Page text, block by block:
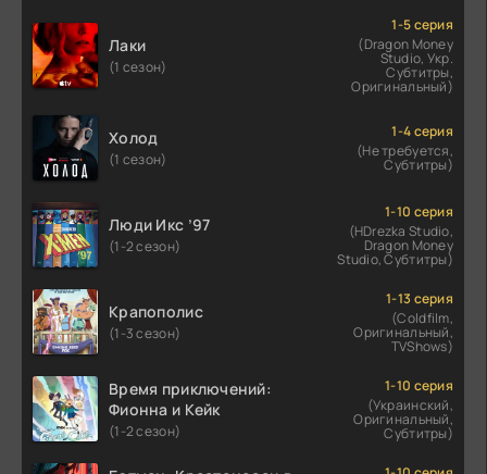
Лаки
(1 сезон)
1-5 серия
(Dragon Money
Studio, Укр.
Субтитры,
Оригинальный)
Холод
(1 сезон)
1-4 серия
(Не требуется,
Субтитры)
Люди Икс ’97
(1-2 сезон)
1-10 серия
(HDrezka Studio,
Dragon Money
Studio, Субтитры)
Крапополис
(1-3 сезон)
1-13 серия
(Coldfilm,
Оригинальный,
TVShows)
Время приключений:
Фионна и Кейк
(1-2 сезон)
1-10 серия
(Украинский,
Оригинальный,
Субтитры)